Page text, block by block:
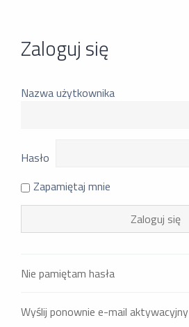
Zaloguj się
Nazwa użytkownika
Hasło
Zapamiętaj mnie
Nie pamiętam hasła
Wyślij ponownie e-mail aktywacyjny